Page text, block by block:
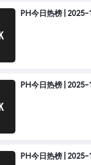
PH今日热榜 |
PH今日热榜 |
PH今日热榜 |